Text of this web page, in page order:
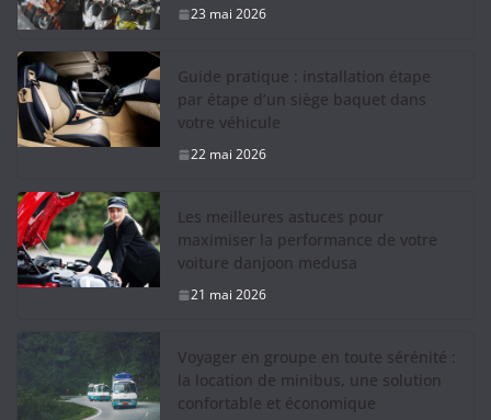
23 mai 2026
Guide pratique : installation étape
par étape d’un siège baquet dans
votre véhicule
22 mai 2026
Les meilleures astuces pour
maximiser la performance de votre
voiture danjoon medusa
21 mai 2026
Voyager en groupe en toute sérénité :
la location de minibus, une solution
confortable et économique